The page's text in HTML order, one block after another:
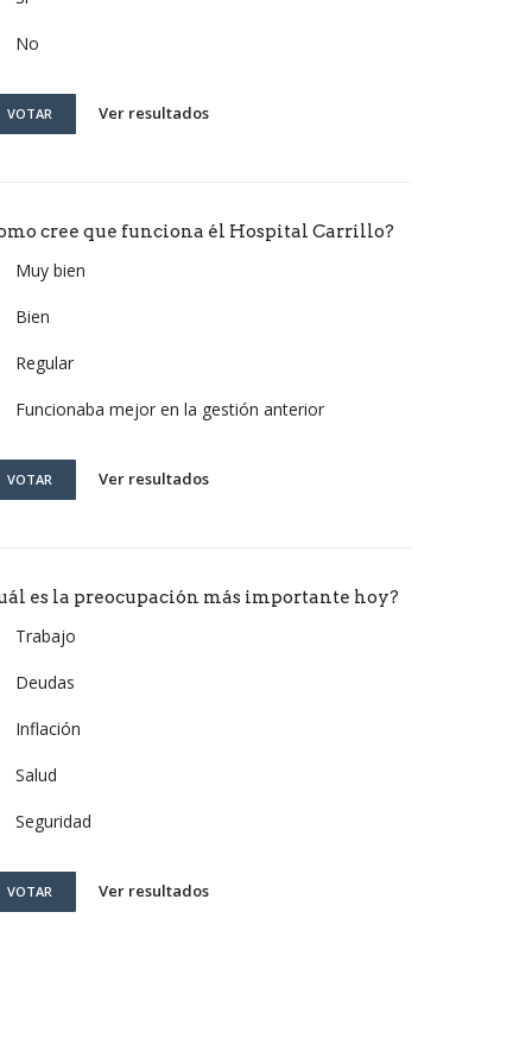
No
VOTAR Ver resultados
cree que funciona él Hospital Carrillo?
Muy bien
Bien
Regular
Funcionaba mejor en la gestión anterior
VOTAR Ver resultados
es la preocupación más importante hoy?
Trabajo
Deudas
Inflación
Salud
Seguridad
VOTAR Ver resultados